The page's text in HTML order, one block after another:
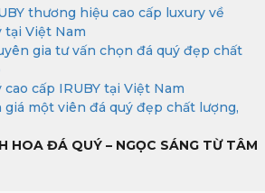
thương hiệu cao cấp luxury về
tại Việt Nam
gia tư vấn chọn đá quý đẹp chất
cao cấp IRUBY tại Việt Nam
giá một viên đá quý đẹp chất lượng,
HOA ĐÁ QUÝ – NGỌC SÁNG TỪ TÂM